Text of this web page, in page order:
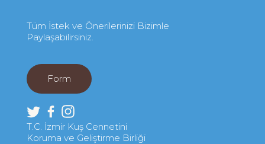
Tüm İstek ve Önerilerinizi Bizimle
Paylaşabilirsiniz.
Form
T.C. İzmir Kuş Cennetini
Koruma ve Geliştirme Birliği